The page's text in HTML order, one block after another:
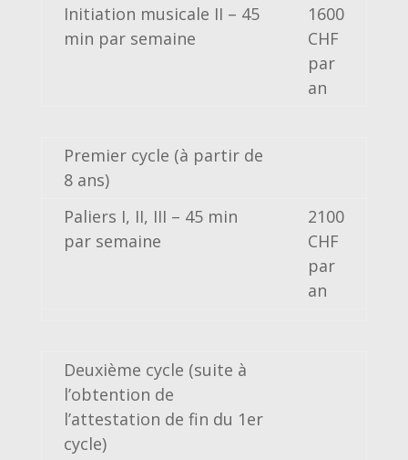
Initiation musicale II – 45
min par semaine
1600
CHF
par
an
Premier cycle (à partir de
8 ans)
Paliers I, II, III – 45 min
par semaine
2100
CHF
par
an
Deuxième cycle (suite à
l’obtention de
l’attestation de fin du 1er
cycle)